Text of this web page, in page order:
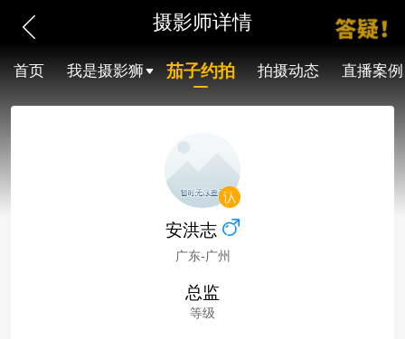
摄影师详情
首页 我是摄影狮 茄子约拍 拍摄动态 直播案例
安洪志
广东-广州
总监
等级